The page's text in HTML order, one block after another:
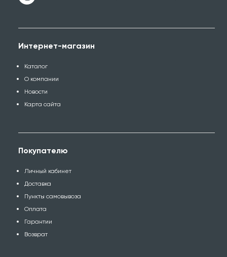
Интернет-магазин
Каталог
О компании
Новости
Карта сайта
Покупателю
Личный кабинет
Доставка
Пункты самовывоза
Оплата
Гарантии
Возврат